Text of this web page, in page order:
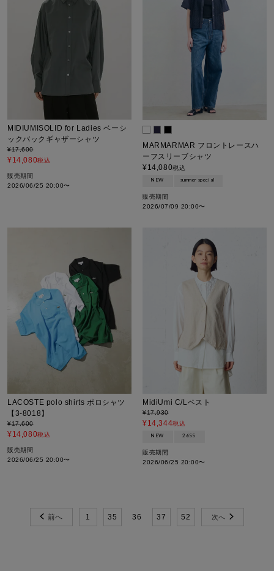
MIDIUMISOLID for Ladies ベーシ
ックバックギャザーシャツ
¥17,600
¥14,080税込
販売期間
2026/06/25 20:00〜
MARMARMAR フロントレースハ
ーフスリーブシャツ
¥14,080税込
NEW summer special
販売期間
2026/07/09 20:00〜
LACOSTE polo shirts ポロシャツ
【3-8018】
¥17,600
¥14,080税込
販売期間
2026/06/25 20:00〜
MidiUmi C/Lベスト
¥17,930
¥14,344税込
NEW 26SS
販売期間
2026/06/25 20:00〜
1 35 36 37 52